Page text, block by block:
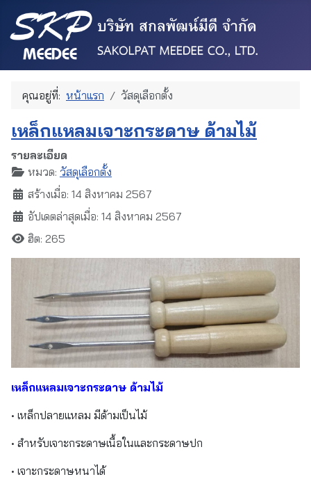
คุณอยู่ที่: หน้าแรก วัสดุเลือกตั้ง
เหล็กแหลมเจาะกระดาษ ด้ามไม้
รายละเอียด
หมวด: วัสดุเลือกตั้ง
สร้างเมื่อ: 14 สิงหาคม 2567
อัปเดตล่าสุดเมื่อ: 14 สิงหาคม 2567
ฮิต: 265
เหล็กแหลมเจาะกระดาษ ด้ามไม้
• เหล็กปลายแหลม มีด้ามเป็นไม้
• สำหรับเจาะกระดาษเนื้อในและกระดาษปก
• เจาะกระดาษหนาได้